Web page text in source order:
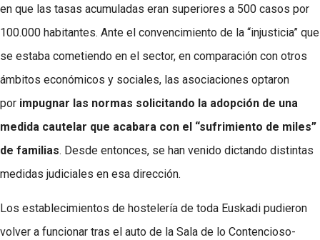
en que las tasas acumuladas eran superiores a 500 casos por
100.000 habitantes. Ante el convencimiento de la “injusticia” que
se estaba cometiendo en el sector, en comparación con otros
ámbitos económicos y sociales, las asociaciones optaron
por impugnar las normas solicitando la adopción de una
medida cautelar que acabara con el “sufrimiento de miles”
de familias. Desde entonces, se han venido dictando distintas
medidas judiciales en esa dirección.
Los establecimientos de hostelería de toda Euskadi pudieron
volver a funcionar tras el auto de la Sala de lo Contencioso-